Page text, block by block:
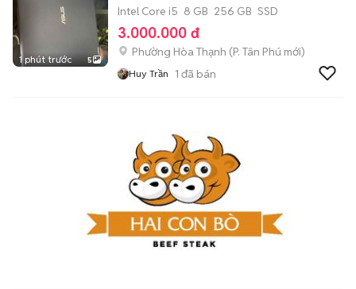
1 phút trước 5
Intel Core i5 8 GB 256 GB SSD
3.000.000 đ
Phường Hòa Thạnh (P. Tân Phú mới)
Huy Trần 1 đã bán